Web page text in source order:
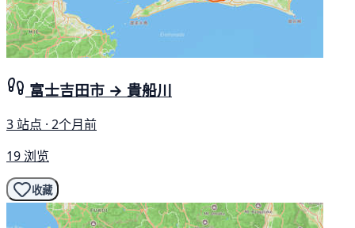
富士吉田市 → 貴船川
3 站点 · 2个月前
19 浏览
收藏